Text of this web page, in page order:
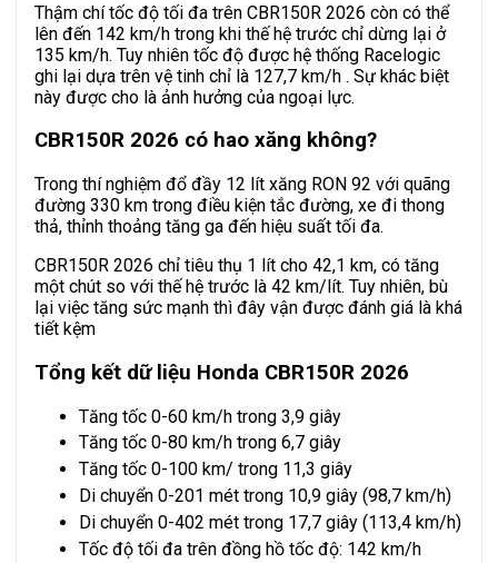
Thậm chí tốc độ tối đa trên CBR150R 2026 còn có thể
lên đến 142 km/h trong khi thế hệ trước chỉ dừng lại ở
135 km/h. Tuy nhiên tốc độ được hệ thống Racelogic
ghi lại dựa trên vệ tinh chỉ là 127,7 km/h . Sự khác biệt
này được cho là ảnh hưởng của ngoại lực.
CBR150R 2026 có hao xăng không?
Trong thí nghiệm đổ đầy 12 lít xăng RON 92 với quãng
đường 330 km trong điều kiện tắc đường, xe đi thong
thả, thỉnh thoảng tăng ga đến hiệu suất tối đa.
CBR150R 2026 chỉ tiêu thụ 1 lít cho 42,1 km, có tăng
một chút so với thế hệ trước là 42 km/lít. Tuy nhiên, bù
lại việc tăng sức mạnh thì đây vận được đánh giá là khá
tiết kệm
Tổng kết dữ liệu Honda CBR150R 2026
Tăng tốc 0-60 km/h trong 3,9 giây
Tăng tốc 0-80 km/h trong 6,7 giây
Tăng tốc 0-100 km/ trong 11,3 giây
Di chuyển 0-201 mét trong 10,9 giây (98,7 km/h)
Di chuyển 0-402 mét trong 17,7 giây (113,4 km/h)
Tốc độ tối đa trên đồng hồ tốc độ: 142 km/h